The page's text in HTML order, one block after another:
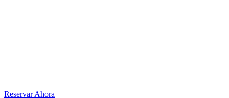
Reservar Ahora